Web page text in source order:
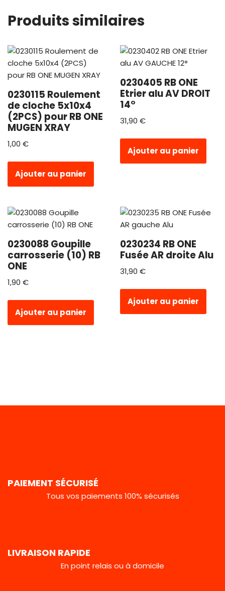
Produits similaires
0230115 Roulement
de cloche 5x10x4
(2PCS) pour RB ONE
MUGEN XRAY
1,00 €
Ajouter au panier
0230405 RB ONE
Etrier alu AV DROIT
14°
31,90 €
Ajouter au panier
0230088 Goupille
carrosserie (10) RB
ONE
1,90 €
Ajouter au panier
0230234 RB ONE
Fusée AR droite Alu
31,90 €
Ajouter au panier
PAIEMENT SÉCURISÉ
Tous vos paiements 100% sécurisés
LIVRAISON RAPIDE
En point relais ou à domicile